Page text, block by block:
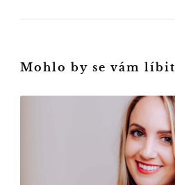
Mohlo by se vám líbit